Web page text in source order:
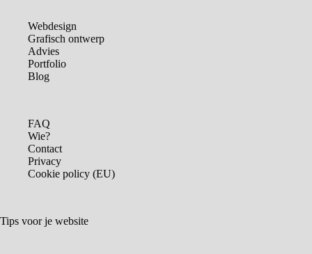
Webdesign
Grafisch ontwerp
Advies
Portfolio
Blog
FAQ
Wie?
Contact
Privacy
Cookie policy (EU)
Tips voor je website